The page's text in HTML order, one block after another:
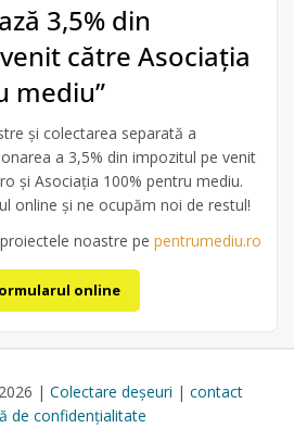
3,5% din
către Asociația
mediu”
și colectarea separată a
a 3,5% din impozitul pe venit
și Asociația 100% pentru mediu.
online și ne ocupăm noi de restul!
noastre pe pentrumediu.ro
online
| Colectare deșeuri | contact
de confidențialitate